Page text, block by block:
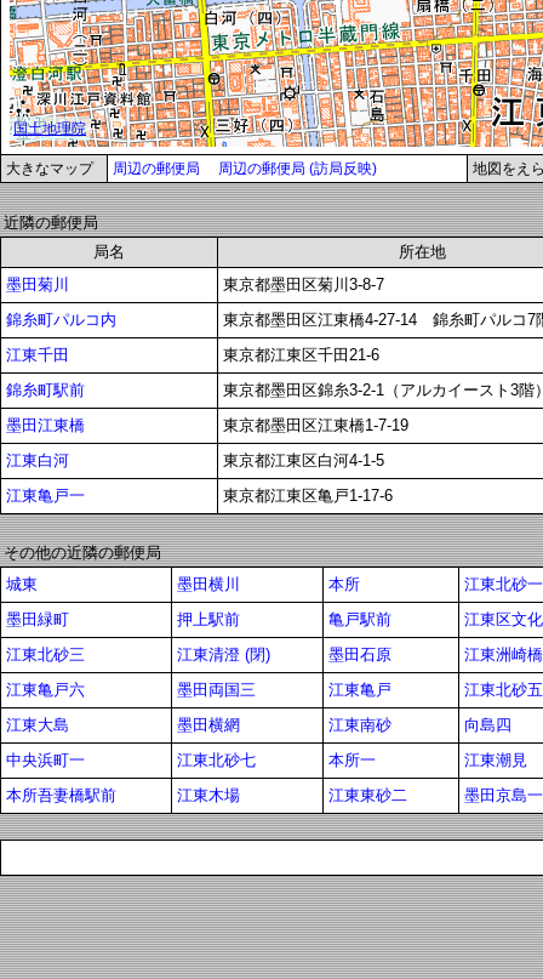
大きなマップ 周辺の郵便局 周辺の郵便局 (訪局反映) 地図をえ
近隣の郵便局
局名
所在地
墨田菊川
東京都墨田区菊川3-8-7
錦糸町パルコ内
東京都墨田区江東橋4-27-14 錦糸町パルコ7
江東千田
東京都江東区千田21-6
錦糸町駅前
東京都墨田区錦糸3-2-1（アルカイースト3階
墨田江東橋
東京都墨田区江東橋1-7-19
江東白河
東京都江東区白河4-1-5
江東亀戸一
東京都江東区亀戸1-17-6
その他の近隣の郵便局
城東
墨田横川 本所
江東北砂一
墨田緑町
押上駅前 亀戸駅前
江東区文
江東北砂三
江東清澄 (閉) 墨田石原
江東洲崎橋
江東亀戸六
墨田両国三 江東亀戸
江東北砂五
江東大島
墨田横網 江東南砂
向島四
中央浜町一
江東北砂七 本所一
江東潮見
本所吾妻橋駅前
江東木場 江東東砂二 墨田京島一